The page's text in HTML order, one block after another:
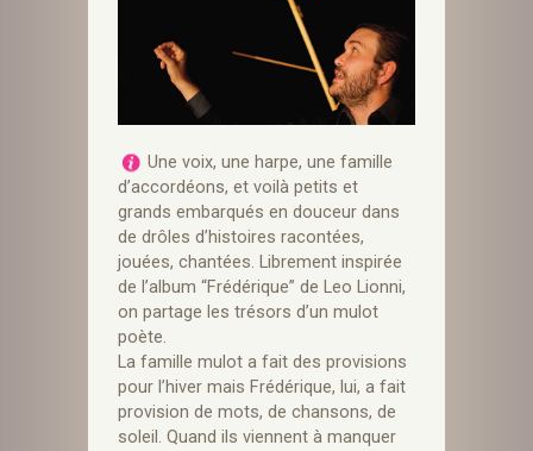
Une voix, une harpe, une famille
d’accordéons, et voilà petits et
grands embarqués en douceur dans
de drôles d’histoires racontées,
jouées, chantées. Librement inspirée
de l’album “Frédérique” de Leo Lionni,
on partage les trésors d’un mulot
poète.
La famille mulot a fait des provisions
pour l’hiver mais Frédérique, lui, a fait
provision de mots, de chansons, de
soleil. Quand ils viennent à manquer